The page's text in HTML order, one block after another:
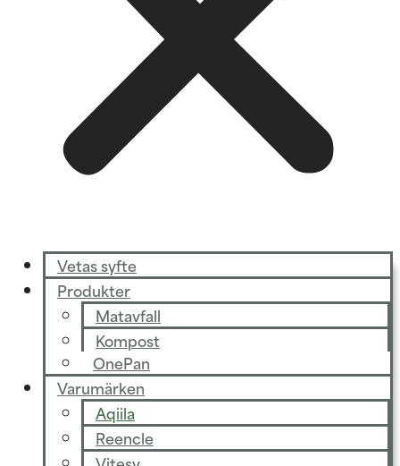
Vetas syfte
Produkter
Matavfall
Kompost
OnePan
Varumärken
Aqiila
Reencle